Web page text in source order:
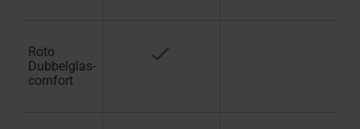
Roto
Dubbelglas-
comfort